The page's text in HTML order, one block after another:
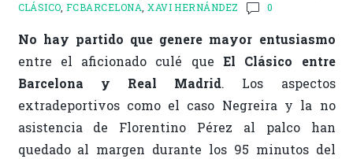
CLÁSICO, FCBARCELONA,XAVI HERNÁNDEZ 0
No hay partido que genere mayor entusiasmo
entre el aficionado culé que El Clásico entre
Barcelona y Real Madrid. Los aspectos
extradeportivos como el caso Negreira y la no
asistencia de Florentino Pérez al palco han
quedado al margen durante los 95 minutos del